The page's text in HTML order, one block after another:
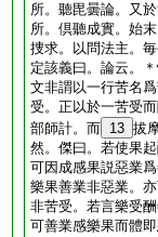
所。聽毘曇論。又
所。倶聽成實。始
捜求。以問法主。
定該義曰。論云。
文非謂以一行苦名
受。正以於一苦受
部師計。而 13 拔
然。傑曰。若使果
可因成感果説惡業
樂果善業非惡業。
非苦受。若言樂受
可善業感樂果而體